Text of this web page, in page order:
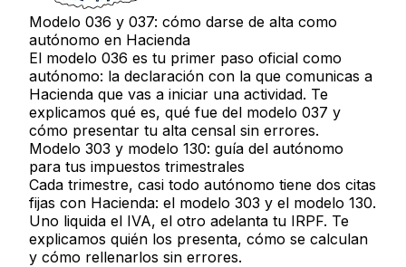
Modelo 036 y 037: cómo darse de alta como
autónomo en Hacienda
El modelo 036 es tu primer paso oficial como
autónomo: la declaración con la que comunicas a
Hacienda que vas a iniciar una actividad. Te
explicamos qué es, qué fue del modelo 037 y
cómo presentar tu alta censal sin errores.
Modelo 303 y modelo 130: guía del autónomo
para tus impuestos trimestrales
Cada trimestre, casi todo autónomo tiene dos citas
fijas con Hacienda: el modelo 303 y el modelo 130.
Uno liquida el IVA, el otro adelanta tu IRPF. Te
explicamos quién los presenta, cómo se calculan
y cómo rellenarlos sin errores.